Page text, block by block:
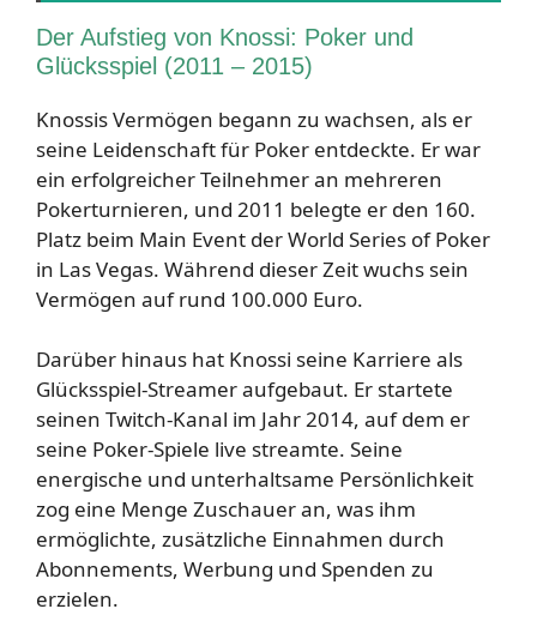
Der Aufstieg von Knossi: Poker und
Glücksspiel (2011 – 2015)
Knossis Vermögen begann zu wachsen, als er
seine Leidenschaft für Poker entdeckte. Er war
ein erfolgreicher Teilnehmer an mehreren
Pokerturnieren, und 2011 belegte er den 160.
Platz beim Main Event der World Series of Poker
in Las Vegas. Während dieser Zeit wuchs sein
Vermögen auf rund 100.000 Euro.
Darüber hinaus hat Knossi seine Karriere als
Glücksspiel-Streamer aufgebaut. Er startete
seinen Twitch-Kanal im Jahr 2014, auf dem er
seine Poker-Spiele live streamte. Seine
energische und unterhaltsame Persönlichkeit
zog eine Menge Zuschauer an, was ihm
ermöglichte, zusätzliche Einnahmen durch
Abonnements, Werbung und Spenden zu
erzielen.